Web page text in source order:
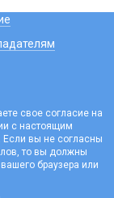
свое согласие на
с настоящим
вы не согласны
то вы должны
браузера или